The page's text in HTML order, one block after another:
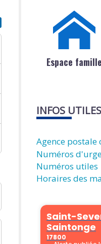
Espace famille
INFOS UTILES
Agence
Numéros
Numéros utiles
Horaires des